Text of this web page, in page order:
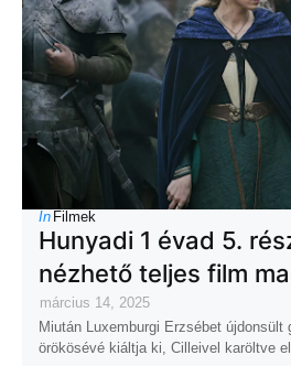
In Filmek
Hunyadi 1 évad 5.
nézhető teljes film
március 14, 2025
Miután Luxemburgi Erzsébet újdonsült
örökösévé kiáltja ki, Cilleivel karöltve